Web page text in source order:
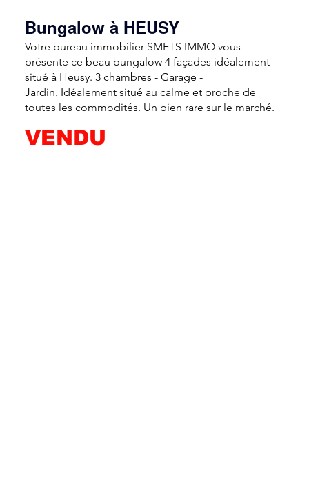
Bungalow à HEUSY
Votre bureau immobilier SMETS IMMO vous
présente ce beau bungalow 4 façades idéalement
situé à Heusy. 3 chambres - Garage -
Jardin. Idéalement situé au calme et proche de
toutes les commodités. Un bien rare sur le marché.
VENDU